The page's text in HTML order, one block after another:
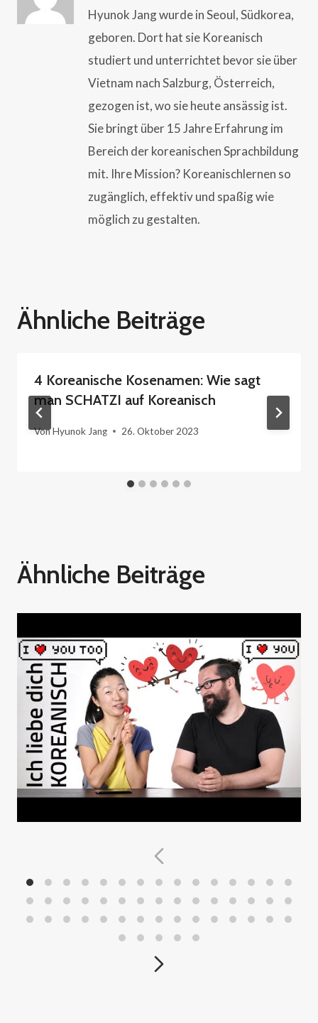
Hyunok Jang wurde in Seoul, Südkorea,
geboren. Dort hat sie Koreanisch
studiert und unterrichtet bevor sie über
Vietnam nach Salzburg, Österreich,
gezogen ist, wo sie heute ansässig ist.
Sie bringt über 15 Jahre Erfahrung im
Bereich der koreanischen Sprachbildung
mit. Ihre Mission? Koreanischlernen so
zugänglich, effektiv und spaßig wie
möglich zu gestalten.
Ähnliche Beiträge
4 Koreanische Kosenamen: Wie sagt
man SCHATZI auf Koreanisch
VonHyunok Jang 26. Oktober 2023
Ähnliche Beiträge
ICH LIEBE DICH auf Koreanisch: